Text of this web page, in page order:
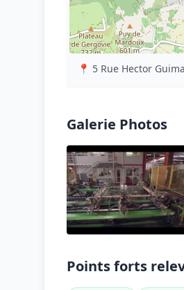
📍 5 Rue Hector
Galerie Photos
Points forts